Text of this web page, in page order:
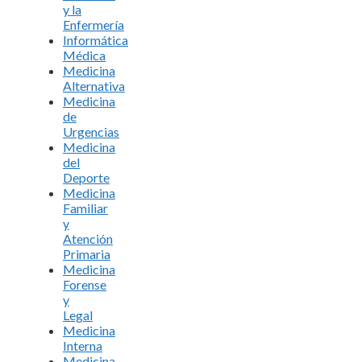
y la
Enfermería
Informática
Médica
Medicina
Alternativa
Medicina
de
Urgencias
Medicina
del
Deporte
Medicina
Familiar
y
Atención
Primaria
Medicina
Forense
y
Legal
Medicina
Interna